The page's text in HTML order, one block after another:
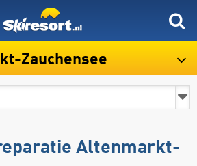
Zauchensee
Altenmarkt-